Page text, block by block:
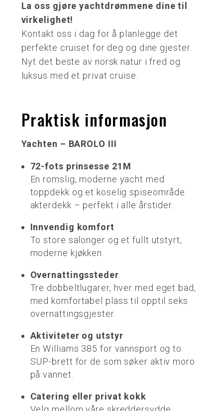
La oss gjøre yachtdrømmene dine til
virkelighet!
Kontakt oss i dag for å planlegge det
perfekte cruiset for deg og dine gjester.
Nyt det beste av norsk natur i fred og
luksus med et privat cruise.
Praktisk informasjon
Yachten – BAROLO III
72-fots prinsesse 21M
En romslig, moderne yacht med
toppdekk og et koselig spiseområde
akterdekk – perfekt i alle årstider.
Innvendig komfort
To store salonger og et fullt utstyrt,
moderne kjøkken.
Overnattingssteder
Tre dobbeltlugarer, hver med eget bad,
med komfortabel plass til opptil seks
overnattingsgjester.
Aktiviteter og utstyr
En Williams 385 for vannsport og to
SUP-brett for de som søker aktiv moro
på vannet.
Catering eller privat kokk